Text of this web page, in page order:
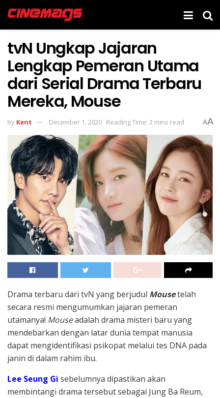
tvN Ungkap Jajaran
Lengkap Pemeran Utama
dari Serial Drama Terbaru
Mereka, Mouse
by Kent December 1, 2020 Reading Time: 2 mins read AA
Drama terbaru dari tvN yang berjudul Mousetelah
secara resmi mengumumkan jajaran pemeran
utamanya! Mouseadalah drama misteri baru yang
mendebarkan dengan latar dunia tempat manusia
dapat mengidentifikasi psikopat melalui tes DNA pada
janin di dalam rahim ibu.
Lee Seung Gi sebelumnya dipastikan akan
membintangi drama tersebut sebagai Jung Ba Reum,